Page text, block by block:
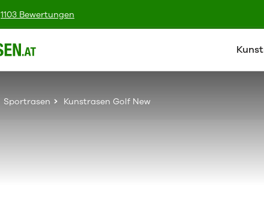
1103 Bewertungen
Sportrasen Kunstrasen Golf New